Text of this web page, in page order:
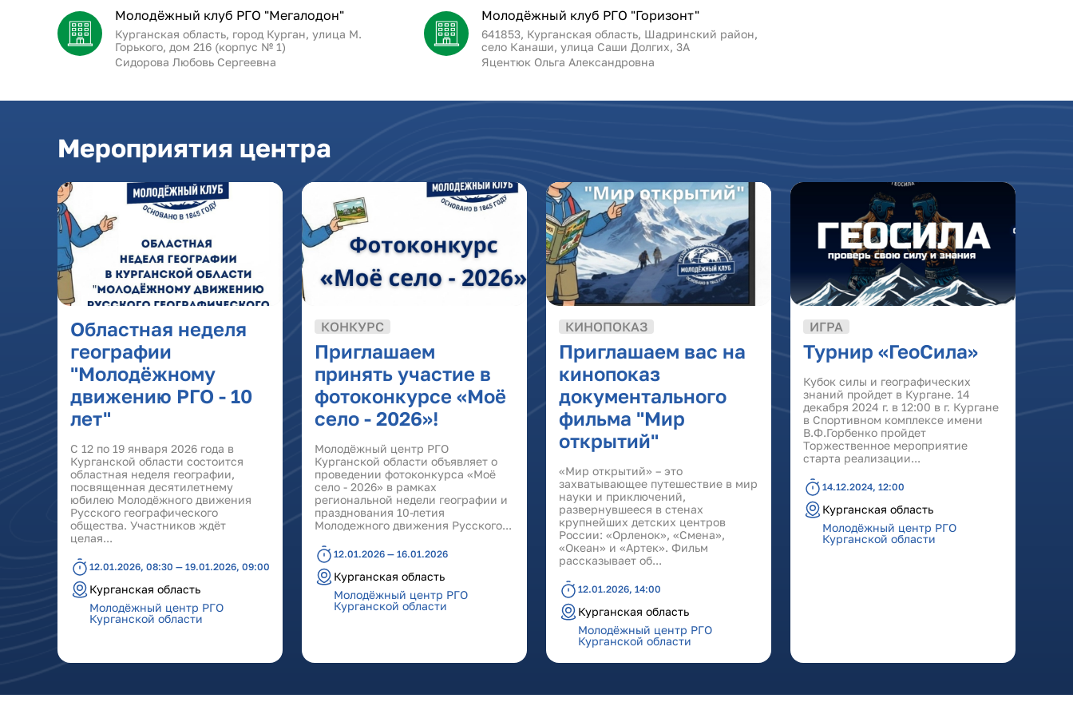
Молодёжный клуб РГО "Мегалодон"
Курганская область, город Курган, улица М.
Горького, дом 216 (корпус № 1)
Сидорова Любовь Сергеевна
Молодёжный клуб РГО "Горизонт"
641853, Курганская область, Шадринский район,
село Канаши, улица Саши Долгих, 3А
Яцентюк Ольга Александровна
Мероприятия центра
Областная неделя
географии
"Молодёжному
движению РГО - 10
лет"
С 12 по 19 января 2026 года в
Курганской области состоится
областная неделя географии,
посвященная десятилетнему
юбилею Молодёжного движения
Русского географического
общества. Участников ждёт
целая...
12.01.2026, 08:30 — 19.01.2026, 09:00
Курганская область
Молодёжный центр РГО
Курганской области
КОНКУРС
Приглашаем
принять участие в
фотоконкурсе «Моё
село - 2026»!
Молодёжный центр РГО
Курганской области объявляет о
проведении фотоконкурса «Моё
село - 2026» в рамках
региональной недели географии и
празднования 10-летия
Молодежного движения Русского...
12.01.2026 — 16.01.2026
Курганская область
Молодёжный центр РГО
Курганской области
КИНОПОКАЗ
Приглашаем вас на
кинопоказ
документального
фильма "Мир
открытий"
«Мир открытий» – это
захватывающее путешествие в мир
науки и приключений,
развернувшееся в стенах
крупнейших детских центров
России: «Орленок», «Смена»,
«Океан» и «Артек». Фильм
рассказывает об...
12.01.2026, 14:00
Курганская область
Молодёжный центр РГО
Курганской области
ИГРА
Турнир «ГеоСила»
Кубок силы и географических
знаний пройдет в Кургане. 14
декабря 2024 г. в 12:00 в г. Кургане
в Спортивном комплексе имени
В.Ф.Горбенко пройдет
Торжественное мероприятие
старта реализации...
14.12.2024, 12:00
Курганская область
Молодёжный центр РГО
Курганской области